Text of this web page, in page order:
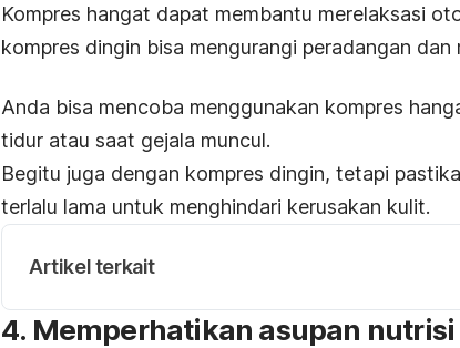
Kompres hangat dapat membantu merelaksasi
kompres dingin bisa mengurangi peradangan dan
Anda bisa mencoba menggunakan kompres
tidur atau saat gejala muncul.
Begitu juga dengan kompres dingin, tetapi
terlalu lama untuk menghindari kerusakan kulit.
Artikel terkait
4. Memperhatikan asupan nutrisi